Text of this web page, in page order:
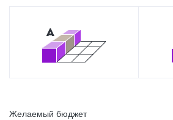
Желаемый бюджет